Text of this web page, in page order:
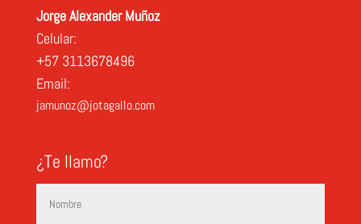
Jorge Alexander Muñoz
Celular:
+57 3113678496
Email:
jamunoz@jotagallo.com
¿Te llamo?